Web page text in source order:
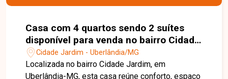
Casa com 4 quartos sendo 2 suítes
disponível para venda no bairro Cidade
Jardim em Uberlândia-MG
Cidade Jardim - Uberlândia/MG
Localizada no bairro Cidade Jardim, em
Uberlândia-MG, esta casa reúne conforto, espaço